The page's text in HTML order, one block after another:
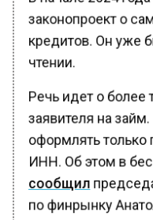
законопроект о
кредитов. Он уже
Речь идет о более
заявителя на
оформлять только
ИНН. Об этом в
сообщил
по финрынку